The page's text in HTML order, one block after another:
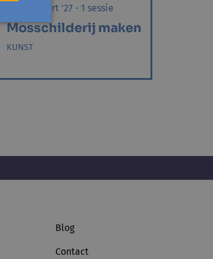
wo 10 maart '27 - 1 sessie
Mosschilderij maken
KUNST
Blog
Contact